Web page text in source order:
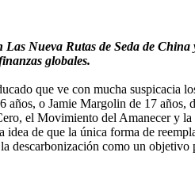
Nueva Rutas de Seda de
globales.
que ve con mucha suspicacia
o Jamie Margolin de 17 años,
el Movimiento del Amanecer y la
de que la única forma de
descarbonización como un objetivo